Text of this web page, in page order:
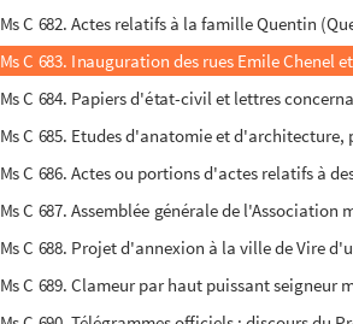
Ms C 682. Actes relatifs à la famille Quentin
Ms C 683. Inauguration des rues Emile Chenel
Ms C 684. Papiers d'état-civil et lettres
Ms C 685. Etudes d'anatomie et
Ms C 686. Actes ou portions d'actes relatifs à
Ms C 687. Assemblée générale de
Ms C 688. Projet d'annexion à la ville de Vire
Ms C 689. Clameur par haut puissant